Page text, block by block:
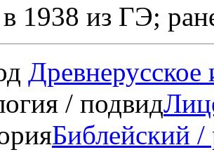
в 1938 из ГЭ;
Древнерусское
/ подвид
Библейский